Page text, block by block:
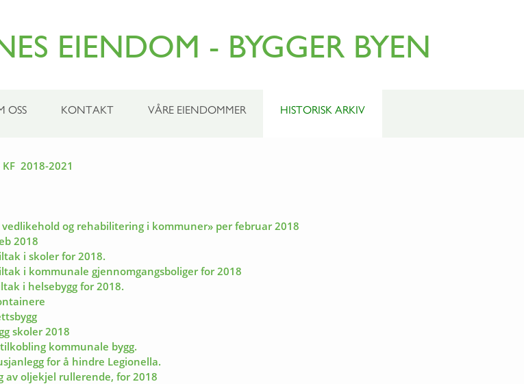
EIENDOM - BYGGER BYEN
OSS KONTAKT VÅRE EIENDOMMER HISTORISK ARKIV
2018-2021
og rehabilitering i kommuner» per februar 2018
2018
i skoler for 2018.
i kommunale gjennomgangsboliger for 2018
i helsebygg for 2018.
skoler 2018
kommunale bygg.
for å hindre Legionella.
av oljekjel rullerende, for 2018